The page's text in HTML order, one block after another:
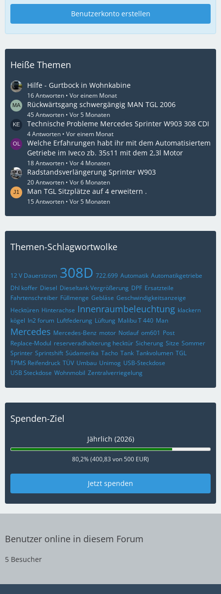
Benutzerkonto erstellen
Heiße Themen
Hilfe - Gurtbock in Wohnkabine
16 Antworten Vor einem Monat
Rückwärtsgang schwergängig MAN TGL 2006
45 Antworten Vor 5 Monaten
Technische Probleme Mercedes Sprinter W903 308 CDI
4 Antworten Vor einem Monat
Welche Erfahrungen habt ihr mit dem Automatisiertem
Getriebe im Iveco zb. 35s11 mit dem 2,3l Motor
18 Antworten Vor 4 Monaten
Radstandsverlängerung Sprinter W903
20 Antworten Vor 6 Monaten
Man TGL Sitzplätze auf 4 erweitern .
15 Antworten Vor 5 Monaten
Themen-Schlagwortwolke
12 V Dauerstrom 308D 722.699 Automatik Automatikgetriebe
Dhl koffer Diesel Dieseltank Vergrößerung DPF Ersatzteile
Fahrtenschreiber Füllmenge Gebläse Geschwindigkeitsanzeige
Hecktüren Hinterachse Innenraumbeleuchtung klackern
kögel ln2 forum Luftfederung Lüftung Malibu T 440 Man
Mercedes Mercedes-Benz motor Notlauf om601 Post
Replace-Modul reserveradhalterung hecktür Sicherung Sitze Sommer
Sprinter Sprintshift Südamerika Tacho Tank Tankvolumen TGL
TPMS Reifendruck TÜV Umbau Unimog USB-Steckdose
USB Steckdose Wohnmobil Zentralverriegelung
Spenden-Ziel
Jährlich (2026)
80,2% (400,83 von 500 EUR)
Jetzt spenden
Benutzer online in diesem Forum
5 Besucher